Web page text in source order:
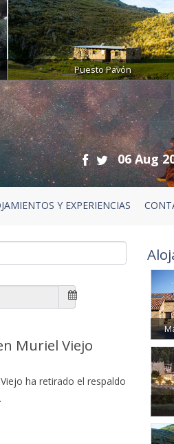
Puesto Pavón
06 Aug
Y EXPERIENCIAS
Muriel Viejo
ha retirado el respaldo